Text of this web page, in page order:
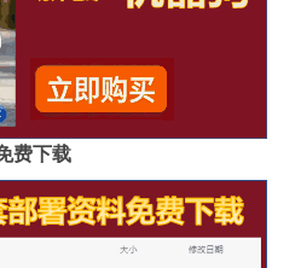
费下载